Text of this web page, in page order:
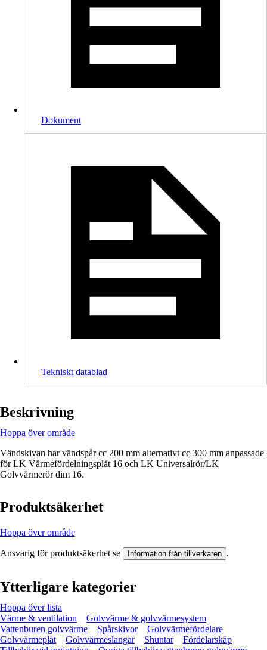
Dokument
Tekniskt datablad
Beskrivning
Hoppa över område
Vändskivan har vändspår cc 200 mm alternativt cc 300 mm anpassade
för LK Värmefördelningsplåt 16 och LK Universalrör/LK
Golvvärmerör dim 16.
Produktsäkerhet
Hoppa över område
Ansvarig för produktsäkerhet se Information från tillverkaren .
Ytterligare kategorier
Hoppa över lista
Värme & ventilation
Golvvärme & golvvärmesystem
Vattenburen golvvärme
Spårskivor
Golvvärmefördelare
Golvvärmeplåt
Golvvärmeslangar Shuntar
Fördelarskåp